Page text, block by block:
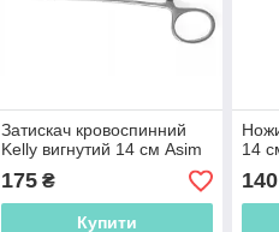
Затискач кровоспинний
Kelly вигнутий 14 см Asim
175₴
Купити
14
140